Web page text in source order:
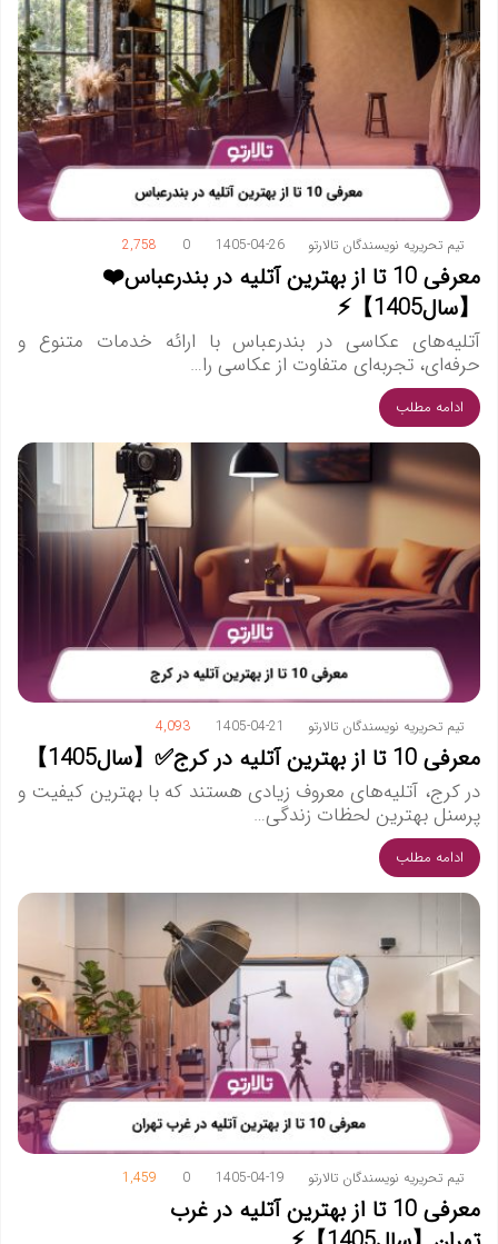
تیم تحریریه نویسندگان تالارتو 1405-04-26
0
2,758
معرفی 10 تا از بهترین آتلیه در بندرعباس❤️
【سال1405】⚡
آتلیه‌های عکاسی در بندرعباس با ارائه خدمات متنوع و
حرفه‌ای، تجربه‌ای متفاوت از عکاسی را…
ادامه مطلب
تیم تحریریه نویسندگان تالارتو 1405-04-21
4,093
معرفی 10 تا از بهترین آتلیه در کرج✅【سال1405】
در کرج، آتلیه‌های معروف زیادی هستند که با بهترین کیفیت و
پرسنل بهترین لحظات زندگی…
ادامه مطلب
تیم تحریریه نویسندگان تالارتو 1405-04-19
0
1,459
معرفی 10 تا از بهترین آتلیه در غرب